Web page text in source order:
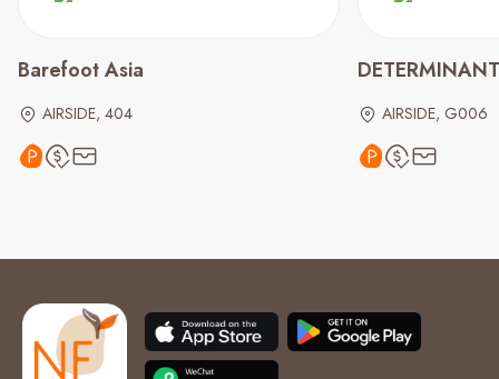
Barefoot Asia
AIRSIDE, 404
DETERMINANT
AIRSIDE, G006